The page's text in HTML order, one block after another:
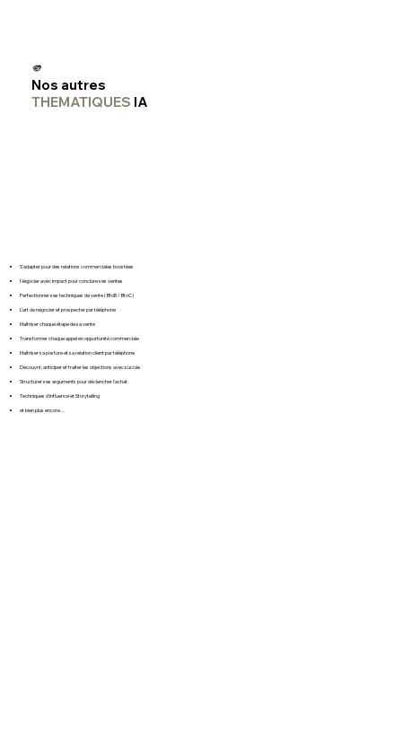
S'adapter pour des relations commerciales boostées
Négocier avec impact pour conclure ses ventes
Perfectionner ses techniques de vente ( BtoB / BtoC)
L'art de négocier et prospecter par téléphone
Maîtriser chaque étape de sa vente
Transformer chaque appel en opportunité commerciale
Maîtriser sa posture et sa relation client par téléphone
Découvrir, anticiper et traiter les objections avec succès
Structurer ses arguments pour déclencher l'achat
Techniques d'influence et Storytelling
et bien plus encore…
🫵
Nos autres
THEMATIQUES IA